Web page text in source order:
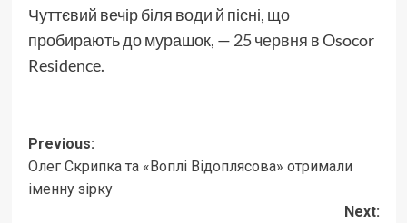
Чуттєвий вечір біля води й пісні, що
пробирають до мурашок, — 25 червня в Osocor
Residence.
Post
navigation
Previous:
Олег Скрипка та «Воплі Відоплясова» отримали
іменну зірку
Next: